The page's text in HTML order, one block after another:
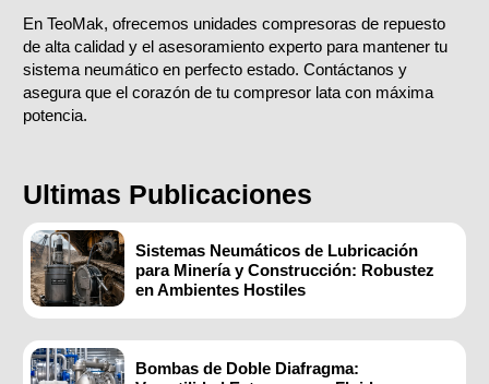
En TeoMak, ofrecemos unidades compresoras de repuesto
de alta calidad y el asesoramiento experto para mantener tu
sistema neumático en perfecto estado. Contáctanos y
asegura que el corazón de tu compresor lata con máxima
potencia.
Ultimas Publicaciones
Sistemas Neumáticos de Lubricación
para Minería y Construcción: Robustez
en Ambientes Hostiles
Bombas de Doble Diafragma: